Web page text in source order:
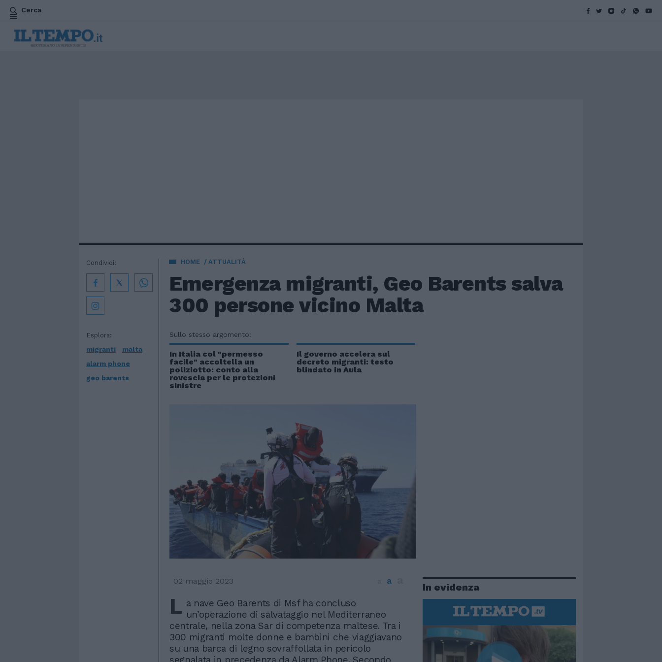
Cerca
HOME ATTUALITÀ
Emergenza migranti, Geo Barents salva
300 persone vicino Malta
Esplora:
migranti
malta
alarm phone
geo barents
Condividi:
Sullo stesso argomento:
In Italia col "permesso
facile" accoltella un
poliziotto: conto alla
rovescia per le protezioni
sinistre
Il governo accelera sul
decreto migranti: testo
blindato in Aula
02 maggio 2023 a
L a nave Geo Barents di Msf ha concluso
un’operazione di salvataggio nel Mediterraneo
centrale, nella zona Sar di competenza maltese. Tra i
300 migranti molte donne e bambini che viaggiavano
su una barca di legno sovraffollata in pericolo
In evidenza